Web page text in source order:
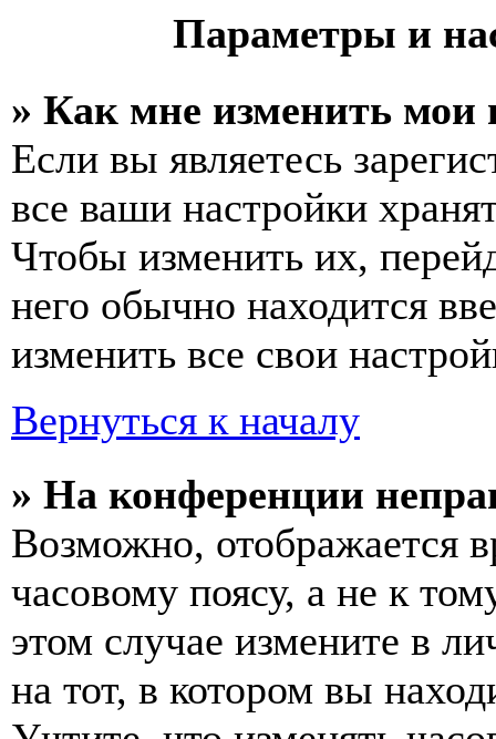
Параметры и
» Как мне изменить мои
Если вы являетесь
все ваши настройки
Чтобы изменить их,
него обычно находится
изменить все свои
Вернуться к началу
» На конференции
Возможно, отображается
часовому поясу, а не к
этом случае измените в
на тот, в котором вы